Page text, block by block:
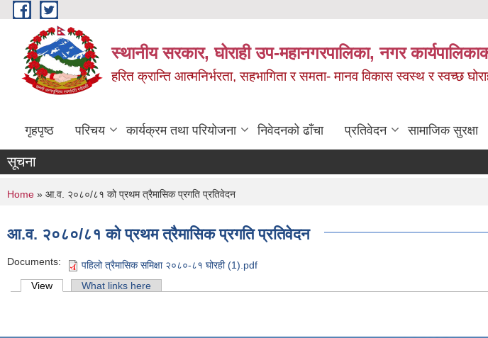
Skip to main content
स्थानीय सरकार, घोराही उप-महानगरपालिका, नगर
हरित क्रान्ति आत्मनिर्भरता, सहभागिता र समता- मानव विकास स्वस्थ र स्वच्छ
गृहपृष्ठ परिचय कार्यक्रम तथा परियोजना निवेदनको ढाँचा प्रतिवेदन सामाजिक सुरक्षा
सूचना
You are here
Home » आ.व. २०८०/८१ को प्रथम त्रैमासिक प्रगति प्रतिवेदन
आ.व. २०८०/८१ को प्रथम त्रैमासिक प्रगति प्रतिवेदन
Documents: पहिलो त्रैमासिक समिक्षा २०८०-८१ घोरही (1).pdf
Primary tabs
View (active tab)What links here